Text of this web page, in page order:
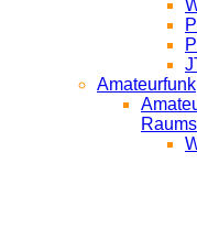
Amateurfunk